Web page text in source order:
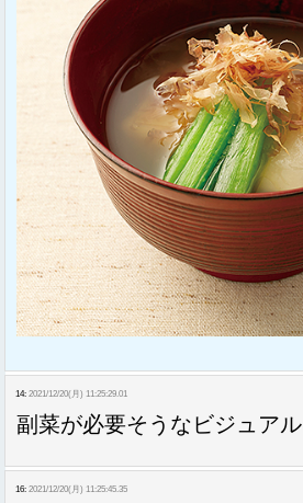
14: 2021/12/20(月) 11:25:29.01
副菜が必要そうなビジュアル
16: 2021/12/20(月) 11:25:45.35